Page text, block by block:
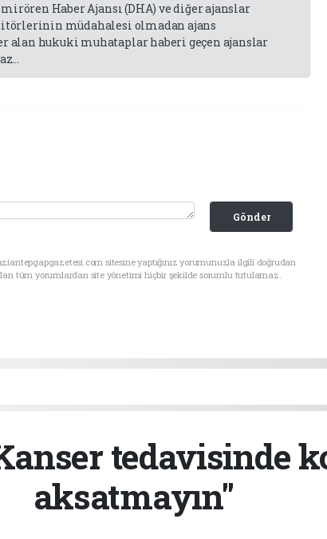
Haber Ajansı (DHA) ve diğer ajanslar
müdahalesi olmadan ajans
alan hukuki muhataplar haberi geçen ajanslar
Gönder
sitesine yaptığınız yorumunuzla ilgili doğrudan
tüm yorumlardan site yönetimi hiçbir şekilde sorumlu tutulamaz.
tedavisinde
aksatmayın"